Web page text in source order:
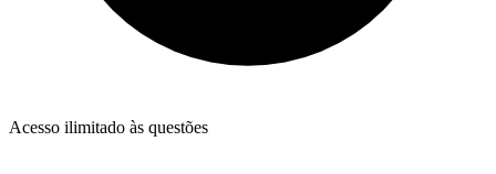
Acesso ilimitado às questões